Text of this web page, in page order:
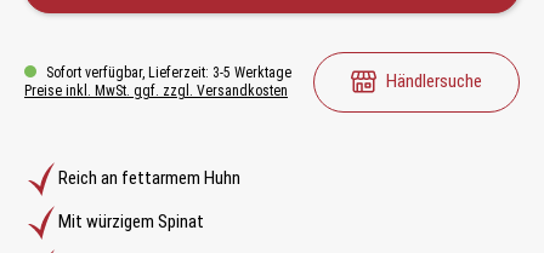
Reich an fettarmem Huhn
Mit würzigem Spinat
Sofort verfügbar, Lieferzeit: 3-5 Werktage
Preise inkl. MwSt. ggf. zzgl. Versandkosten
Händlersuche